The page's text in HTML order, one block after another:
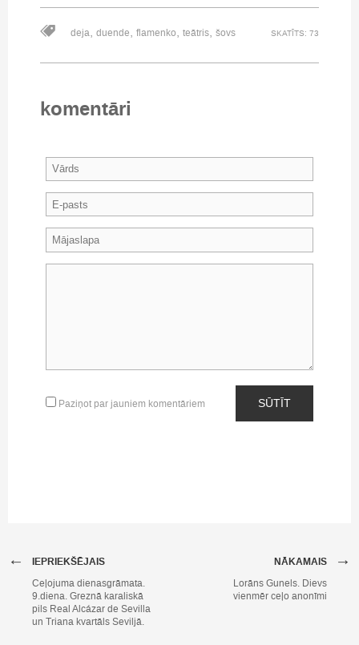
deja, duende, flamenko, teātris, šovs SKATĪTS: 73
komentāri
Paziņot par jauniem komentāriem SŪTĪT
IEPRIEKŠĒJAIS
←
Ceļojuma dienasgrāmata.
9.diena. Greznā karaliskā
pils Real Alcázar de Sevilla
un Triana kvartāls Seviljā.
NĀKAMAIS →
Lorāns Gunels. Dievs
vienmēr ceļo anonīmi